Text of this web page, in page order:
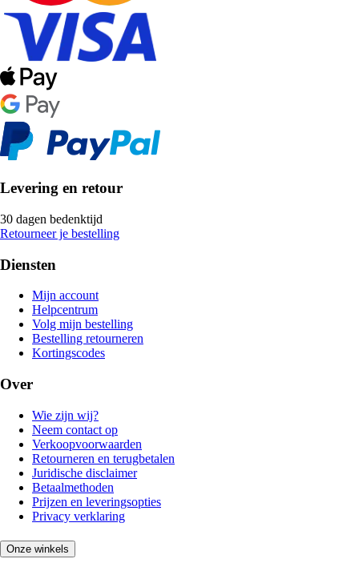
Levering en retour
30 dagen bedenktijd
Retourneer je bestelling
Diensten
Mijn account
Helpcentrum
Volg mijn bestelling
Bestelling retourneren
Kortingscodes
Over
Wie zijn wij?
Neem contact op
Verkoopvoorwaarden
Retourneren en terugbetalen
Juridische disclaimer
Betaalmethoden
Prijzen en leveringsopties
Privacy verklaring
Onze winkels